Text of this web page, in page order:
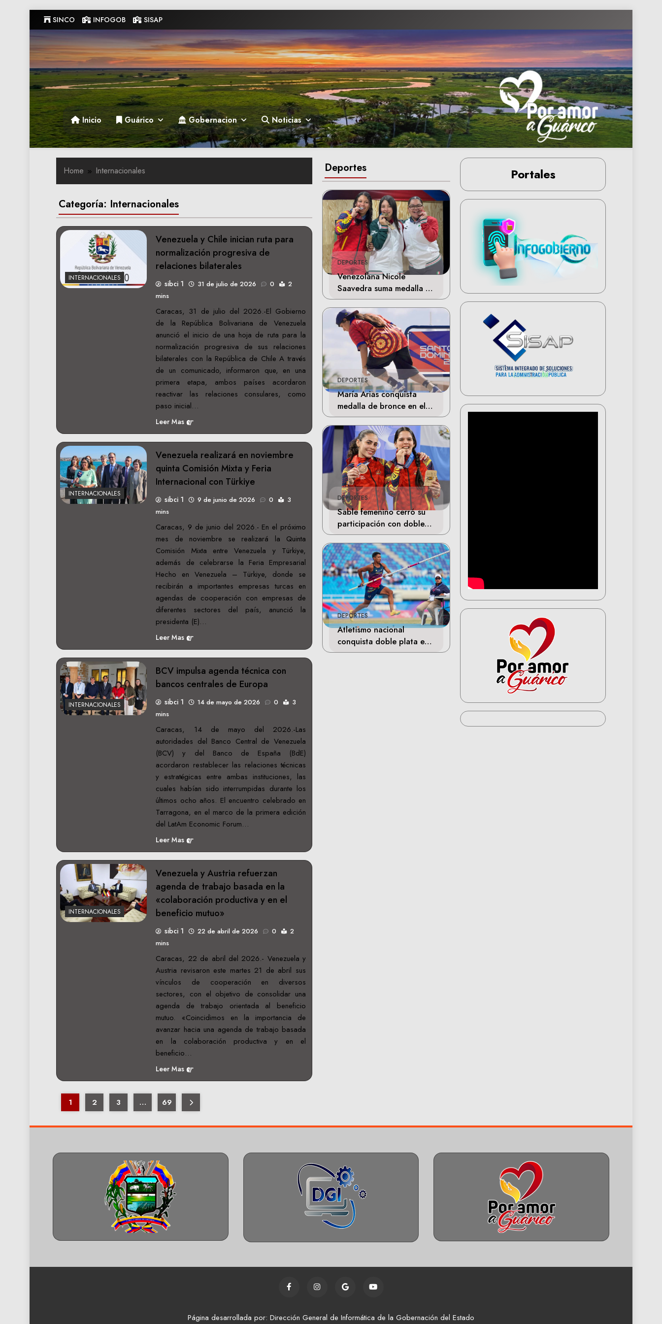
to
content
SINCO INFOGOB SISAP
Gobernacion de Guarico
Gobernacion de Guarico
Inicio Guárico Gobernacion Noticias
Deportes
DEPORTES
Venezolana Nicole
Saavedra suma medalla de
plata en la final de Tiro
Deportivo
DEPORTES
María Arias conquista
medalla de bronce en el
skateboarding de los
Juegos Centroamericanos
DEPORTES
Sable femenino cerró su
participación con doble
bronce en Santo Domingo
DEPORTES
Atletismo nacional
conquista doble plata en
Santo Domingo
Home Internacionales
Categoría: Internacionales
INTERNACIONALES
Venezuela y Chile inician ruta para
normalización progresiva de
relaciones bilaterales
sibci 1 31 de julio de 2026 0
2
mins
Caracas, 31 de julio del 2026.-El Gobierno
de la República Bolivariana de Venezuela
anunció el inicio de una hoja de ruta para la
normalización progresiva de sus relaciones
bilaterales con la República de Chile A través
de un comunicado, informaron que, en una
primera etapa, ambos países acordaron
reactivar las relaciones consulares, como
paso inicial…
Leer Mas
INTERNACIONALES
Venezuela realizará en noviembre
quinta Comisión Mixta y Feria
Internacional con Türkiye
sibci 1 9 de junio de 2026 0
3
mins
Caracas, 9 de junio del 2026.- En el próximo
mes de noviembre se realizará la Quinta
Comisión Mixta entre Venezuela y Türkiye,
además de celebrarse la Feria Empresarial
Hecho en Venezuela – Türkiye, donde se
recibirán a importantes empresas turcas en
agendas de cooperación con empresas de
diferentes sectores del país, anunció la
presidenta (E)…
Leer Mas
INTERNACIONALES
BCV impulsa agenda técnica con
bancos centrales de Europa
sibci 1 14 de mayo de 2026 0
3
mins
Caracas, 14 de mayo del 2026.-Las
autoridades del Banco Central de Venezuela
(BCV) y del Banco de España (BdE)
acordaron restablecer las relaciones técnicas
y estratégicas entre ambas instituciones, las
cuales habían sido interrumpidas durante los
últimos ocho años. El encuentro celebrado en
Tarragona, en el marco de la primera edición
del LatAm Economic Forum…
Leer Mas
INTERNACIONALES
Venezuela y Austria refuerzan
agenda de trabajo basada en la
«colaboración productiva y en el
beneficio mutuo»
sibci 1 22 de abril de 2026 0
2
mins
Caracas, 22 de abril del 2026.- Venezuela y
Austria revisaron este martes 21 de abril sus
vínculos de cooperación en diversos
sectores, con el objetivo de consolidar una
agenda de trabajo orientada al beneficio
mutuo. «Coincidimos en la importancia de
avanzar hacia una agenda de trabajo basada
en la colaboración productiva y en el
beneficio…
Leer Mas
1 2 3 … 69
Portales
Página desarrollada por: Dirección General de Informática de la Gobernación del Estado